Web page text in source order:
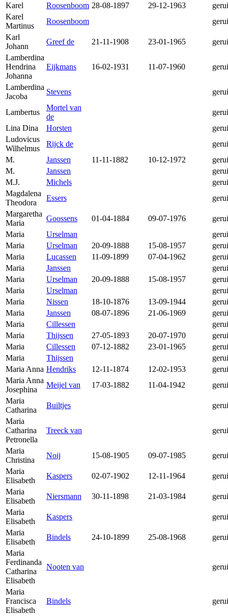
Karel Roosenboom 28-08-1897 29-12-1963
Karel
Martinus
Roosenboom
Karl
Johann
Greef de 21-11-1908 23-01-1965
Lamberdina
Hendrina
Johanna
Eijkmans 16-02-1931 11-07-1960
Lamberdina
Jacoba
Stevens
Lambertus
Mortel van
de
Lina Dina
Horsten
Ludovicus
Wilhelmus
Rijck de
M.
Janssen 11-11-1882 10-12-1972
M.
Janssen
M.J.
Michels
Magdalena
Theodora
Essers
Margaretha
Maria
Goossens 01-04-1884 09-07-1976
Maria
Urselman
Maria
Urselman 20-09-1888 15-08-1957
Maria
Lucassen 11-09-1899 07-04-1962
Maria
Janssen
Maria
Urselman 20-09-1888 15-08-1957
Maria
Urselman
Maria
Nissen 18-10-1876 13-09-1944
Maria
Janssen 08-07-1896 21-06-1969
Maria
Cillessen
Maria
Thijssen 27-05-1893 20-07-1970
Maria
Cillessen 07-12-1882 23-01-1965
Maria
Thijssen
Maria Anna Hendriks 12-11-1874 12-02-1953
Maria Anna
Josephina
Meijel van 17-03-1882 11-04-1942
Maria
Catharina
Builtjes
Maria
Catharina
Petronella
Treeck van
Maria
Christina
Noij 15-08-1905 09-07-1985
Maria
Elisabeth
Kaspers 02-07-1902 12-11-1964
Maria
Elisabeth
Niersmann 30-11-1898 21-03-1984
Maria
Elisabeth
Kaspers
Maria
Elisabeth
Bindels 24-10-1899 25-08-1968
Maria
Ferdinanda
Catharina
Elisabeth
Nooten van
Maria
Francisca
Elisabeth
Bindels